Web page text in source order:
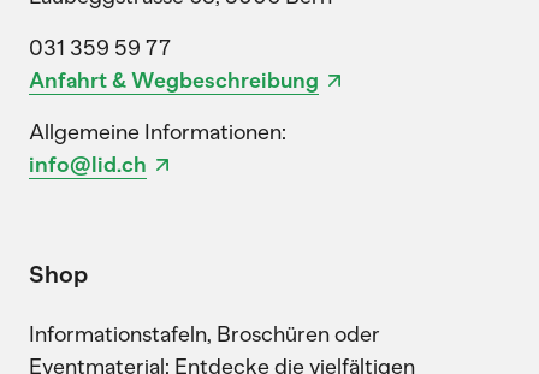
031 359 59 77
Anfahrt & Wegbeschreibung
Allgemeine Informationen:
info@lid.ch
Shop
Informationstafeln, Broschüren oder
Eventmaterial: Entdecke die vielfältigen